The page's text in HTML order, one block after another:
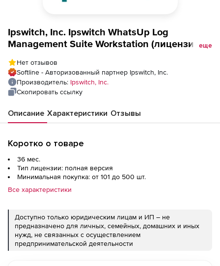
Ipswitch, Inc. Ipswitch WhatsUp Log
Management Suite Workstation (лицензия +
еще
Нет отзывов
Softline - Авторизованный партнер Ipswitch, Inc.
Производитель: Ipswitch, Inc.
Скопировать ссылку
Описание Характеристики Отзывы
Коротко о товаре
36 мес.
Тип лицензии: полная версия
Минимальная покупка: от 101 до 500 шт.
Все характеристики
Доступно только юридическим лицам и ИП – не
предназначено для личных, семейных, домашних и иных
нужд, не связанных с осуществлением
предпринимательской деятельности